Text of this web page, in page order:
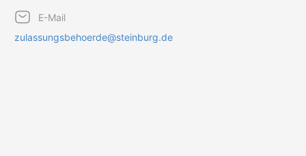
E-Mail
zulassungsbehoerde@steinburg.de